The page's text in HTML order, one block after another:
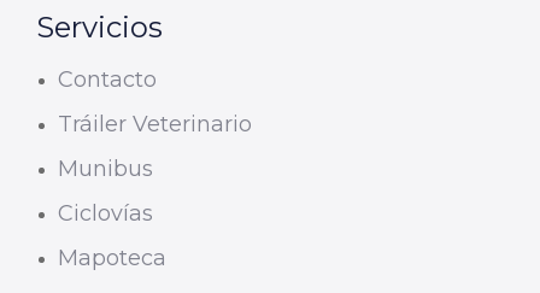
Servicios
Contacto
Tráiler Veterinario
Munibus
Ciclovías
Mapoteca